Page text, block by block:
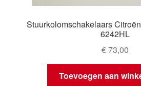
Stuurkolomschakelaars
6242HL
€73,00
Toevoegen aan